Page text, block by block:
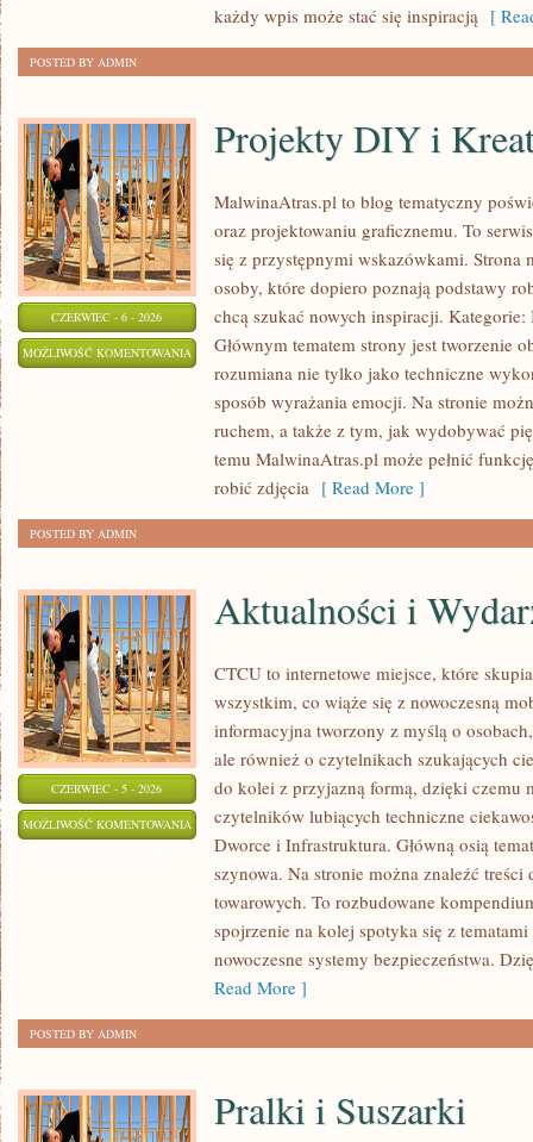
każdy wpis może stać się inspiracją [
POSTED BY ADMIN
CZERWIEC - 6 - 2026
MOŻLIWOŚĆ KOMENTOWANIA PROJEKTY
KREATYWNE
TRIKI
Projekty DIY i
MalwinaAtras.pl to blog tematyczny
oraz projektowaniu graficznemu. To
się z przystępnymi wskazówkami. Strona
osoby, które dopiero poznają podstawy
chcą szukać nowych inspiracji.
Głównym tematem strony jest tworzenie
rozumiana nie tylko jako techniczne
sposób wyrażania emocji. Na stronie
ruchem, a także z tym, jak wydobywać
temu MalwinaAtras.pl może pełnić
robić zdjęcia [ Read More ]
POSTED BY ADMIN
CZERWIEC - 5 - 2026
MOŻLIWOŚĆ KOMENTOWANIA AKTUALNOŚCI
WYDARZENIA
Aktualności i
CTCU to internetowe miejsce, które
wszystkim, co wiąże się z nowoczesną
informacyjna tworzony z myślą o
ale również o czytelnikach szukających
do kolei z przyjazną formą, dzięki czemu
czytelników lubiących techniczne
Dworce i Infrastruktura. Główną osią
szynowa. Na stronie można znaleźć treści
towarowych. To rozbudowane
spojrzenie na kolej spotyka się z
nowoczesne systemy bezpieczeństwa.
Read More ]
POSTED BY ADMIN
Pralki i Suszarki